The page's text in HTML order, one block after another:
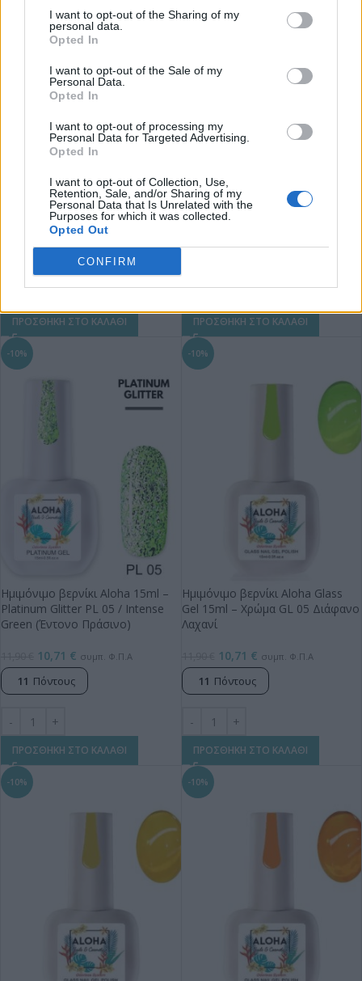
I want to opt-out of the Sharing of my
personal data.
Opted In
I want to opt-out of the Sale of my
Personal Data.
Opted In
I want to opt-out of processing my
Personal Data for Targeted Advertising.
Opted In
I want to opt-out of Collection, Use,
Retention, Sale, and/or Sharing of my
Personal Data that Is Unrelated with the
Purposes for which it was collected.
Opted Out
CONFIRM
Χρώμα SP 49 (Semi-Transparent
Blue Lagoon – Ημιδιάφανο μπλε)
9,81€ συμπ. Φ.Π.Α
Πόντους
ΠΡΟΣΘΗΚΗ ΣΤΟ ΚΑΛΑΘΙ
Χρώμα SP 52 (Caramel Chocolate
– Σοκολατί Καραμελέ)
ΠΡΟΣΘΗΚΗ ΣΤΟ ΚΑΛΑΘΙ
-10%
Ημιμόνιμο βερνίκι Aloha 15ml –
Platinum Glitter PL 05 / Intense
Green (Έντονο Πράσινο)
10,71 € συμπ. Φ.Π.Α
11 Πόντους
ΠΡΟΣΘΗΚΗ ΣΤΟ ΚΑΛΑΘΙ
-10%
Ημιμόνιμο βερνίκι Aloha Glass
Gel 15ml – Χρώμα GL 05 Διάφανο
Λαχανί
10,71 € συμπ. Φ.Π.Α
11 Πόντους
ΠΡΟΣΘΗΚΗ ΣΤΟ ΚΑΛΑΘΙ
-10% -10%